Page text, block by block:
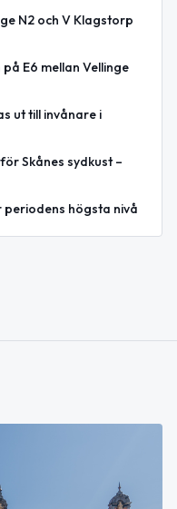
N2 och V Klagstorp
E6 mellan Vellinge
ut till invånare i
Skånes sydkust –
periodens högsta nivå